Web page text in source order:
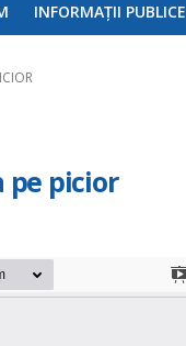
INFORMAȚII PUBLICE
pe picior